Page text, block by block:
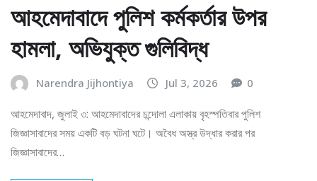
আহমেদাবাদে পুলিশ কর্মকর্তার উপর
হামলা, অভিযুক্ত গুলিবিদ্ধ
Narendra Jijhontiya Jul 3, 2026 0
আহমেদাবাদ, জুলাই ৩: আহমেদাবাদের চন্দোলা এলাকায় বৃহস্পতিবার পুলিশ
জিজ্ঞাসাবাদের সময় একটি বড় ঘটনা ঘটে। অবৈধ অস্ত্র উদ্ধার করার পর
জিজ্ঞাসাবাদের…